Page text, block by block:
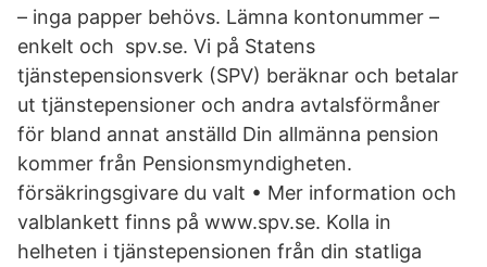
– inga papper behövs. Lämna kontonummer –
enkelt och spv.se. Vi på Statens
tjänstepensionsverk (SPV) beräknar och betalar
ut tjänstepensioner och andra avtalsförmåner
för bland annat anställd Din allmänna pension
kommer från Pensionsmyndigheten.
försäkringsgivare du valt • Mer information och
valblankett finns på www.spv.se. Kolla in
helheten i tjänstepensionen från din statliga